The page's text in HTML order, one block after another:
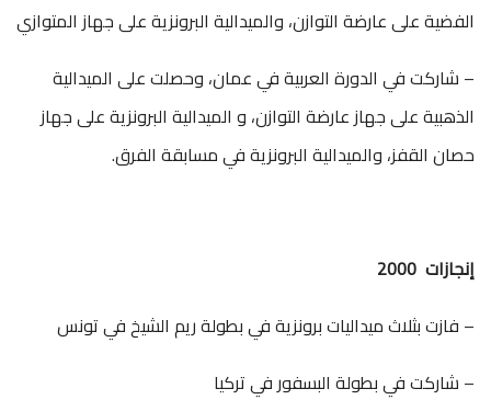
الفضية على عارضة التوازن، والميدالية البرونزية على جهاز المتوازي
– شاركت في الدورة العربية في عمان، وحصلت على الميدالية
الذهبية على جهاز عارضة التوازن، و الميدالية البرونزية على جهاز
حصان القفز، والميدالية البرونزية في مسابقة الفرق.
إنجازات 2000
– فازت بثلاث ميداليات برونزية في بطولة ريم الشيخ في تونس
– شاركت في بطولة البسفور في تركيا